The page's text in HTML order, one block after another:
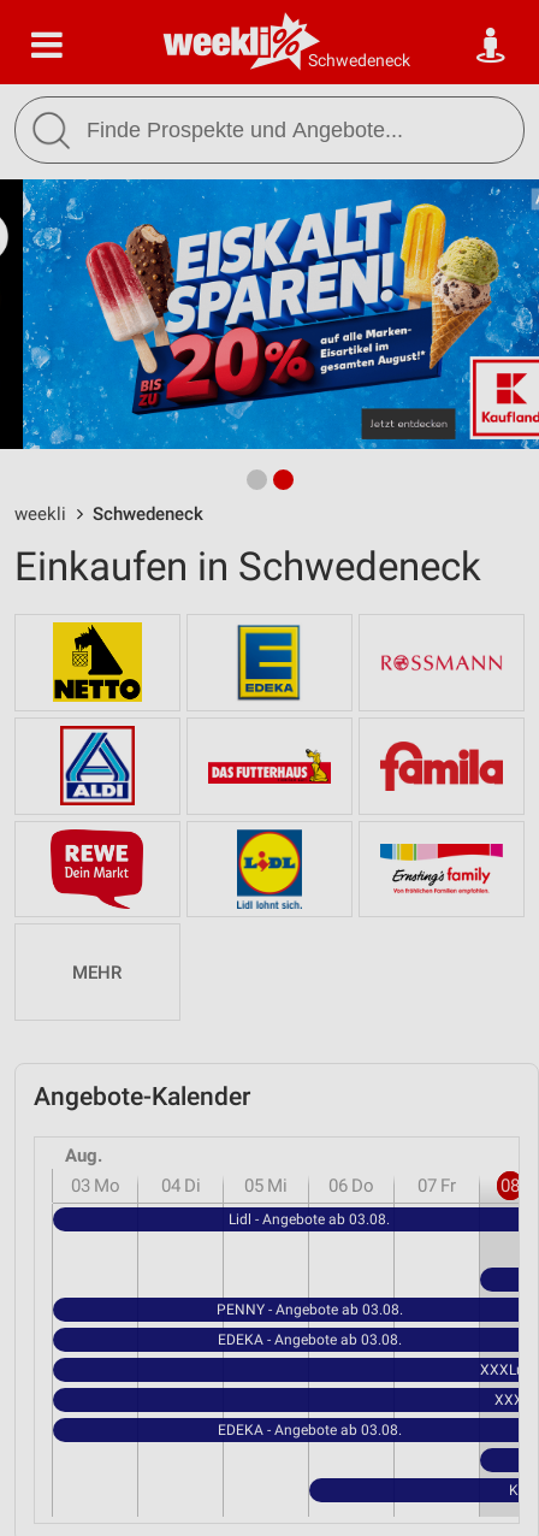
Schwedeneck
weekli Schwedeneck
Einkaufen in Schwedeneck
MEHR
Angebote-Kalender
Aug.
03 Mo 04 Di 05 Mi 06 Do 07 Fr 08
Lidl - Angebote ab 03.08.
PENNY - Angebote ab 03.08.
EDEKA - Angebote ab 03.08.
XXXLutz
EDEKA - Angebote ab 03.08.